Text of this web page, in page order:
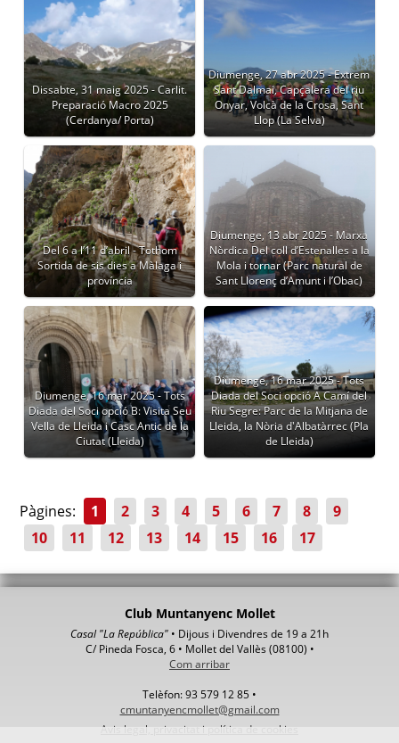
Dissabte, 31 maig 2025 - Carlit.
Preparació Macro 2025
(Cerdanya/ Porta)
Diumenge, 27 abr 2025 - Extrem
Sant Dalmai, Capçalera del riu
Onyar, Volcà de la Crosa, Sant
Llop (La Selva)
Del 6 a l’11 d’abril - Tothom
Sortida de sis dies a Màlaga i
província
Diumenge, 13 abr 2025 - Marxa
Nòrdica Del coll d’Estenalles a la
Mola i tornar (Parc natural de
Sant Llorenç d’Amunt i l’Obac)
Diumenge, 16 mar 2025 - Tots
Diada del Soci opció B: Visita Seu
Vella de Lleida i Casc Antic de la
Ciutat (Lleida)
Diumenge, 16 mar 2025 - Tots
Diada del Soci opció A Camí del
Riu Segre: Parc de la Mitjana de
Lleida, la Nòria d'Albatàrrec (Pla
de Lleida)
Pàgines: 1 2 3 4 5 6 7 8
9
10
11 12 13 14 15 16 17
Club Muntanyenc Mollet
Casal "La República" • Dijous i Divendres de 19 a 21h
C/ Pineda Fosca, 6 • Mollet del Vallès (08100) •
Com arribar
Telèfon: 93 579 12 85 •
cmuntanyencmollet@gmail.com
Avis legal, privacitat i política de cookies